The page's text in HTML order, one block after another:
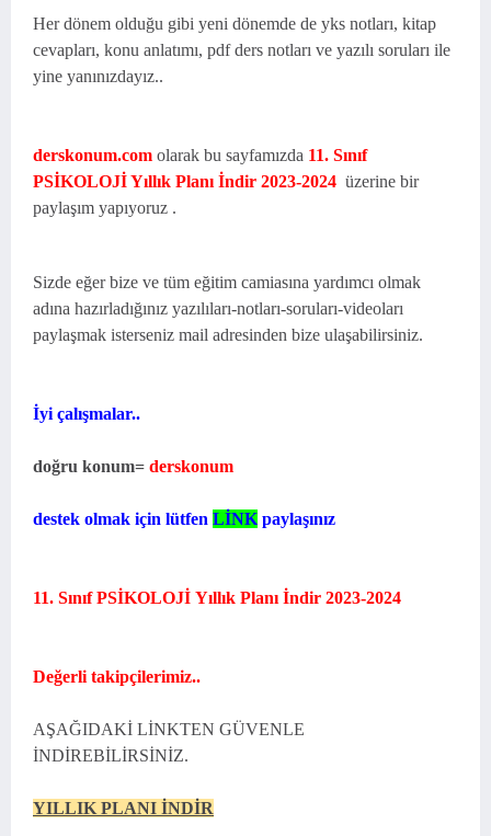
Her dönem olduğu gibi yeni dönemde de yks notları, kitap
cevapları, konu anlatımı, pdf ders notları ve yazılı soruları ile
yine yanınızdayız..
derskonum.com olarak bu sayfamızda 11. Sınıf
PSİKOLOJİ Yıllık Planı İndir 2023-2024 üzerine bir
paylaşım yapıyoruz .
Sizde eğer bize ve tüm eğitim camiasına yardımcı olmak
adına hazırladığınız yazılıları-notları-soruları-videoları
paylaşmak isterseniz mail adresinden bize ulaşabilirsiniz.
İyi çalışmalar..
doğru konum= derskonum
destek olmak için lütfen LİNK paylaşınız
11. Sınıf PSİKOLOJİ Yıllık Planı İndir 2023-2024
Değerli takipçilerimiz..
AŞAĞIDAKİ LİNKTEN GÜVENLE
İNDİREBİLİRSİNİZ.
YILLIK PLANI İNDİR